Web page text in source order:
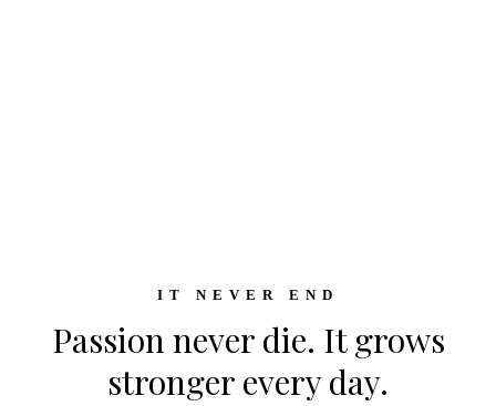
IT NEVER END
Passion never die. It grows
stronger every day.